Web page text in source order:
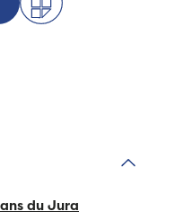
du Jura